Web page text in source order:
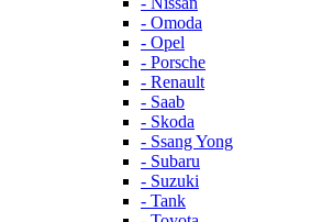
- Omoda
- Opel
- Porsche
- Renault
- Saab
- Skoda
- Ssang Yong
- Subaru
- Suzuki
- Tank